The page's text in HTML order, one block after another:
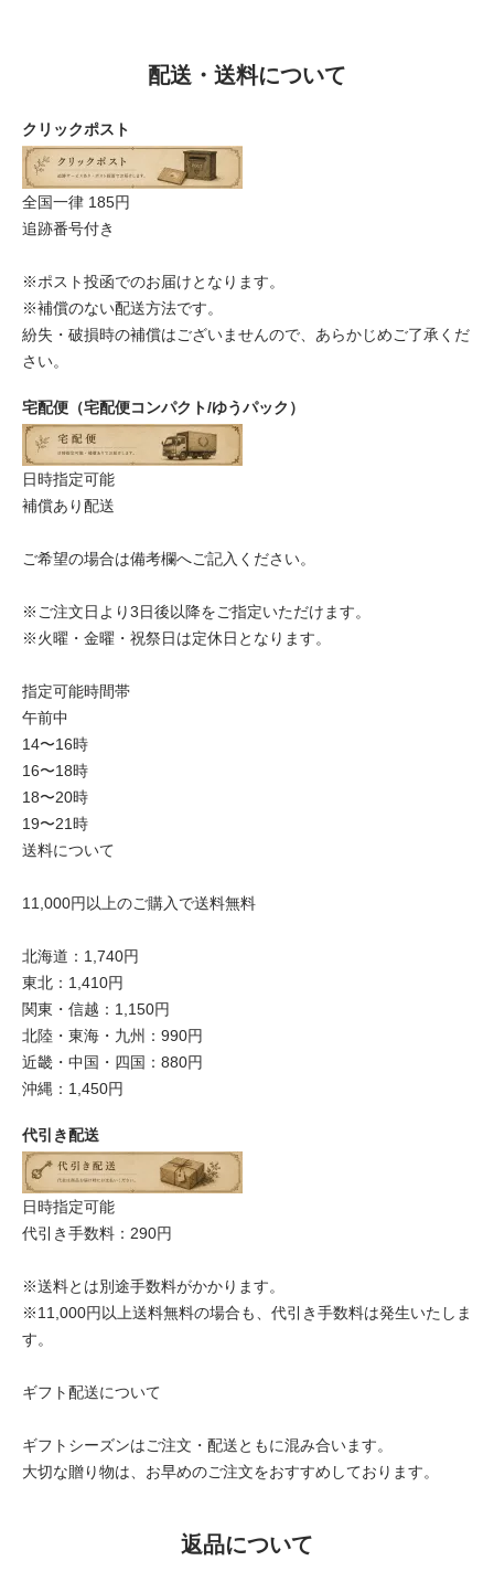
配送・送料について
クリックポスト
全国一律 185円
追跡番号付き
※ポスト投函でのお届けとなります。
※補償のない配送方法です。
紛失・破損時の補償はございませんので、あらかじめご了承くだ
さい。
宅配便（宅配便コンパクト/ゆうパック）
日時指定可能
補償あり配送
ご希望の場合は備考欄へご記入ください。
※ご注文日より3日後以降をご指定いただけます。
※火曜・金曜・祝祭日は定休日となります。
指定可能時間帯
午前中
14〜16時
16〜18時
18〜20時
19〜21時
送料について
11,000円以上のご購入で送料無料
北海道：1,740円
東北：1,410円
関東・信越：1,150円
北陸・東海・九州：990円
近畿・中国・四国：880円
沖縄：1,450円
代引き配送
日時指定可能
代引き手数料：290円
※送料とは別途手数料がかかります。
※11,000円以上送料無料の場合も、代引き手数料は発生いたしま
す。
ギフト配送について
ギフトシーズンはご注文・配送ともに混み合います。
大切な贈り物は、お早めのご注文をおすすめしております。
返品について